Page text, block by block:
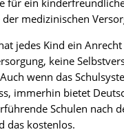
medizinischen
jedes Kind ein
keine
wenn das
immerhin bietet
Schulen nach
das kostenlos.